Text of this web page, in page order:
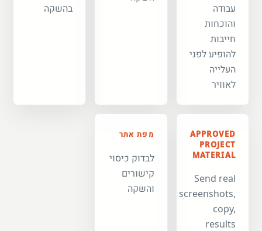
עבודה
והוכחות
חייבות
להופיע לפני
העלייה
לאוויר
בהשקה
APPROVED
PROJECT
MATERIAL
Send real
screenshots,
copy,
results
מפת אתר
לבדוק כיסוי
קישורים
והשקה